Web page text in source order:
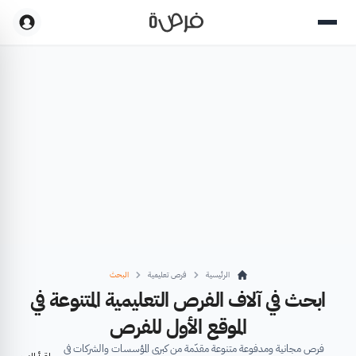
الرئيسية فرص تعليمية البحث
ابحث في آلاف الفرص التعليمية المتنوعة في
الموقع الأول للفرص
فرص مجانية ومدفوعة متنوعة مقدّمة من كبرى المؤسسات والشركات في